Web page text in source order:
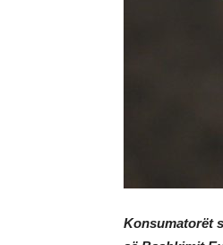
Konsumatorët